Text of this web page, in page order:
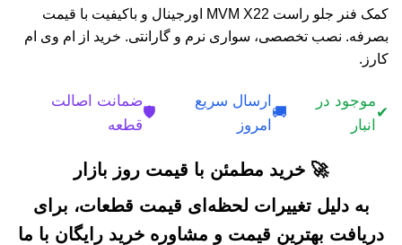
کمک فنر جلو راست MVM X22 اورجینال و باکیفیت با قیمت
بصرفه. نصب تخصصی، سواری نرم و گارانتی. خرید از ام وی ام
کارز.
✔
موجود در
انبار
🚚
ارسال سریع
امروز
🛡️
ضمانت اصالت
قطعه
🚀 خرید مطمئن با قیمت روز بازار
به دلیل تغییرات لحظه‌ای قیمت قطعات، برای
دریافت بهترین قیمت و مشاوره خرید رایگان با ما